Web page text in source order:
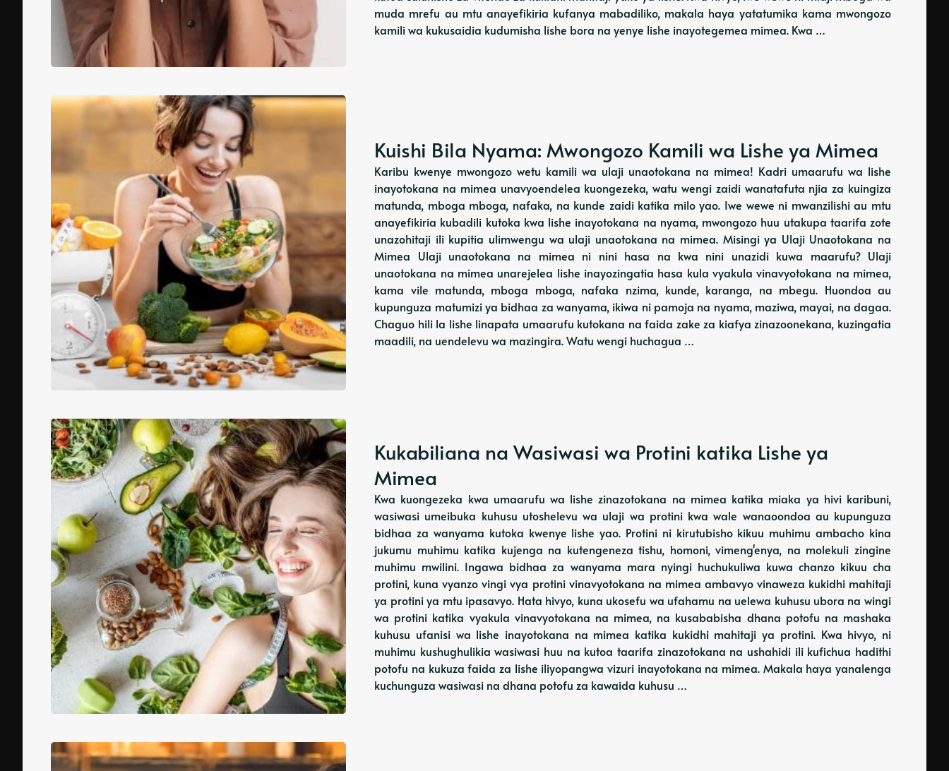
muda mrefu au mtu anayefikiria kufanya mabadiliko, makala haya yatatumika kama mwongozo
kamili wa kukusaidia kudumisha lishe bora na yenye lishe inayotegemea mimea. Kwa …
Kuishi Bila Nyama: Mwongozo Kamili wa Lishe ya Mimea
Karibu kwenye mwongozo wetu kamili wa ulaji unaotokana na mimea! Kadri umaarufu wa lishe
inayotokana na mimea unavyoendelea kuongezeka, watu wengi zaidi wanatafuta njia za kuingiza
matunda, mboga mboga, nafaka, na kunde zaidi katika milo yao. Iwe wewe ni mwanzilishi au mtu
anayefikiria kubadili kutoka kwa lishe inayotokana na nyama, mwongozo huu utakupa taarifa zote
unazohitaji ili kupitia ulimwengu wa ulaji unaotokana na mimea. Misingi ya Ulaji Unaotokana na
Mimea Ulaji unaotokana na mimea ni nini hasa na kwa nini unazidi kuwa maarufu? Ulaji
unaotokana na mimea unarejelea lishe inayozingatia hasa kula vyakula vinavyotokana na mimea,
kama vile matunda, mboga mboga, nafaka nzima, kunde, karanga, na mbegu. Huondoa au
kupunguza matumizi ya bidhaa za wanyama, ikiwa ni pamoja na nyama, maziwa, mayai, na dagaa.
Chaguo hili la lishe linapata umaarufu kutokana na faida zake za kiafya zinazoonekana, kuzingatia
maadili, na uendelevu wa mazingira. Watu wengi huchagua …
Kukabiliana na Wasiwasi wa Protini katika Lishe ya
Mimea
Kwa kuongezeka kwa umaarufu wa lishe zinazotokana na mimea katika miaka ya hivi karibuni,
wasiwasi umeibuka kuhusu utoshelevu wa ulaji wa protini kwa wale wanaoondoa au kupunguza
bidhaa za wanyama kutoka kwenye lishe yao. Protini ni kirutubisho kikuu muhimu ambacho kina
jukumu muhimu katika kujenga na kutengeneza tishu, homoni, vimeng'enya, na molekuli zingine
muhimu mwilini. Ingawa bidhaa za wanyama mara nyingi huchukuliwa kuwa chanzo kikuu cha
protini, kuna vyanzo vingi vya protini vinavyotokana na mimea ambavyo vinaweza kukidhi mahitaji
ya protini ya mtu ipasavyo. Hata hivyo, kuna ukosefu wa ufahamu na uelewa kuhusu ubora na wingi
wa protini katika vyakula vinavyotokana na mimea, na kusababisha dhana potofu na mashaka
kuhusu ufanisi wa lishe inayotokana na mimea katika kukidhi mahitaji ya protini. Kwa hivyo, ni
muhimu kushughulikia wasiwasi huu na kutoa taarifa zinazotokana na ushahidi ili kufichua hadithi
potofu na kukuza faida za lishe iliyopangwa vizuri inayotokana na mimea. Makala haya yanalenga
kuchunguza wasiwasi na dhana potofu za kawaida kuhusu …